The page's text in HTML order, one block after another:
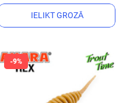
IELIKT GROZĀ